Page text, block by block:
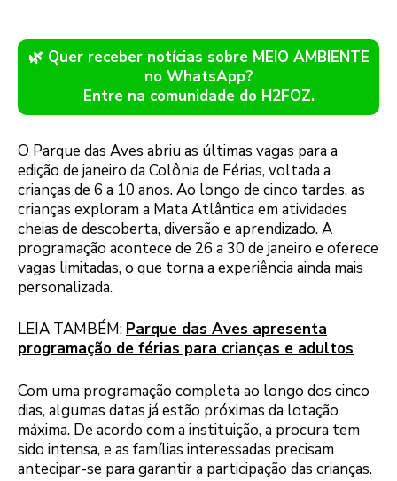
🌿 Quer receber notícias sobre MEIO AMBIENTE
no WhatsApp?
Entre na comunidade do H2FOZ.
O Parque das Aves abriu as últimas vagas para a
edição de janeiro da Colônia de Férias, voltada a
crianças de 6 a 10 anos. Ao longo de cinco tardes, as
crianças exploram a Mata Atlântica em atividades
cheias de descoberta, diversão e aprendizado. A
programação acontece de 26 a 30 de janeiro e oferece
vagas limitadas, o que torna a experiência ainda mais
personalizada.
LEIA TAMBÉM: Parque das Aves apresenta
programação de férias para crianças e adultos
Com uma programação completa ao longo dos cinco
dias, algumas datas já estão próximas da lotação
máxima. De acordo com a instituição, a procura tem
sido intensa, e as famílias interessadas precisam
antecipar-se para garantir a participação das crianças.